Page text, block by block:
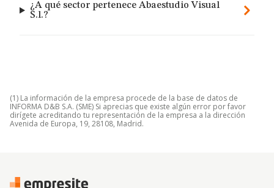
¿A qué sector pertenece Abaestudio Visual
S.l.?
(1) La información de la empresa procede de la base de datos de
INFORMA D&B S.A. (SME) Si aprecias que existe algún error por favor
dirígete acreditando tu representación de la empresa a la dirección
Avenida de Europa, 19, 28108, Madrid.